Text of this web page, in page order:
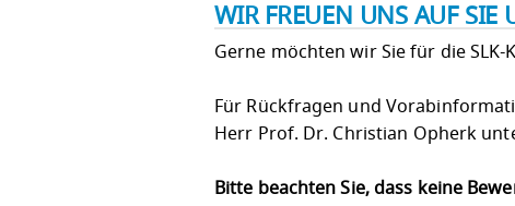
WIR FREUEN UNS AUF SIE
Gerne möchten wir Sie für die
Für Rückfragen und
Herr Prof. Dr. Christian Opherk
Bitte beachten Sie, dass keine